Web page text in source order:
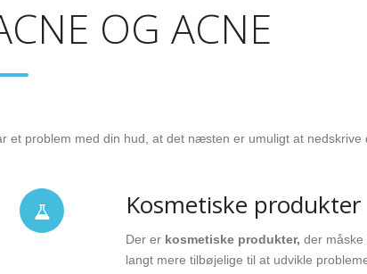
OG ACNE
et problem med din hud, at det næsten er umuligt at nedskrive
Kosmetiske produkter
Der er kosmetiske produkter, der måske
langt mere tilbøjelige til at udvikle